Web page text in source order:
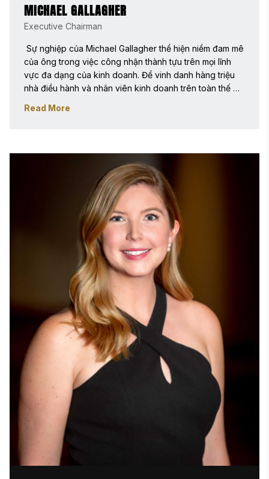
MICHAEL GALLAGHER
Executive Chairman
Sự nghiệp của Michael Gallagher thể hiện niềm đam mê
của ông trong việc công nhận thành tựu trên mọi lĩnh
vực đa dạng của kinh doanh. Để vinh danh hàng triệu
nhà điều hành và nhân viên kinh doanh trên toàn thế
điều sáng tạo và phi thường tại nơi làm việc, Michael đã
"được trao vương miện".
Cam kết của Michael trong việc vinh danh sự xuất sắc
được khơi dậy trong thời gian ông giữ chức Phó Chủ
tịch của The New York Festivals, đơn vị tổ chức một số
cuộc thi giải thưởng quốc tế lớn nhất thế giới về điện
ảnh, truyền hình, quảng cáo và các phương tiện truyền
thông khác. Dưới sự lãnh đạo của ông từ năm 1982 đến
1988, The New York Festivals đã mở rộng đáng kể ảnh
hưởng toàn cầu bằng cách bổ sung các cuộc thi giải
thưởng mới trong các lĩnh vực như quảng cáo phát
thanh và in ấn.
Michael tốt nghiệp Cử nhân Nghệ thuật tại Đại học
Fordham ở Thành phố New York và Thạc sĩ Quản trị
Kinh doanh tại Đại học George Mason ở Fairfax,
Read More